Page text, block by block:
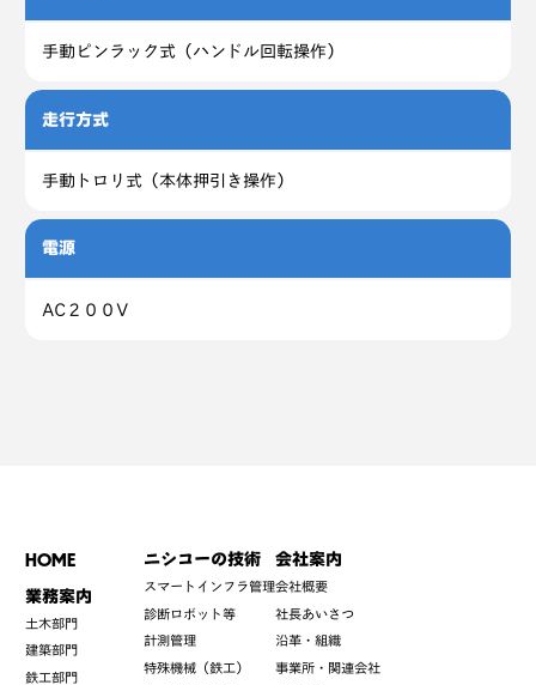
手動ピンラック式（ハンドル回転操作）
走行方式
手動トロリ式（本体押引き操作）
電源
AC２００V
HOME
業務案内
土木部門
建築部門
鉄工部門
ニシコーの技術
スマートインフラ管理
診断ロボット等
計測管理
特殊機械（鉄工）
会社案内
会社概要
社長あいさつ
沿革・組織
事業所・関連会社